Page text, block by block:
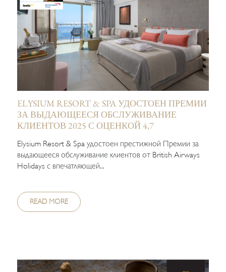
ELYSIUM RESORT & SPA УДОСТОЕН ПРЕМИИ
ЗА ВЫДАЮЩЕЕСЯ ОБСЛУЖИВАНИЕ
КЛИЕНТОВ 2025 С ОЦЕНКОЙ 4,7
Elysium Resort & Spa удостоен престижной Премии за
выдающееся обслуживание клиентов от British Airways
Holidays с впечатляющей...
READ MORE